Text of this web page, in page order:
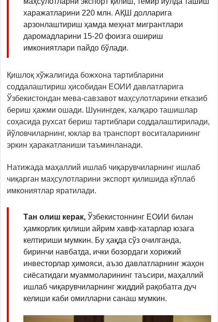
харажатларини 220 млн. АҚШ долларига
арзонлаштириш ҳамда меҳнат мигрантлари
даромадларини 15-20 фоизга ошириш
имкониятлари пайдо бўлади.
Қишлоқ хўжалигида божхона тартибларини
соддалаштириш ҳисобидан ЕОИИ давлатларига
Ўзбекистондан мева-савзавот маҳсулотларини етказиб
бериш ҳажми ошади. Шунингдек, халқаро ташишлар
соҳасида рухсат бериш тартиблари соддалаштирилади,
йўловчиларнинг, юклар ва транспорт воситаларининг
эркин ҳаракатланиши таъминланади.
Натижада маҳаллий ишлаб чиқарувчиларнинг ишлаб
чиқарган маҳсулотларини экспорт қилишида кўплаб
имкониятлар яратилади.
Тан олиш керак, Ўзбекистоннинг ЕОИИ билан
ҳамкорлик қилиши айрим хавф-хатарлар юзага
келтириши мумкин. Бу ҳақда сўз очилганда,
биринчи навбатда, ички бозордаги хорижий
инвесторлар ҳимояси, аъзо давлатларнинг жаҳон
сиёсатидаги муаммоларининг таъсири, маҳаллий
ишлаб чиқарувчиларнинг жиддий рақобатга дуч
келиши каби омилларни санаш мумкин.